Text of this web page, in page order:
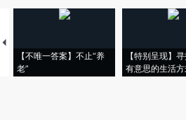
【不唯一答案】不止“养
老”
【特别呈现】
有意思的生活方